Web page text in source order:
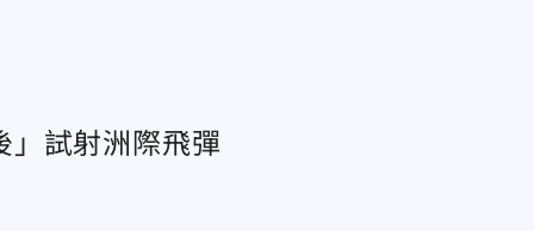
」試射洲際飛彈